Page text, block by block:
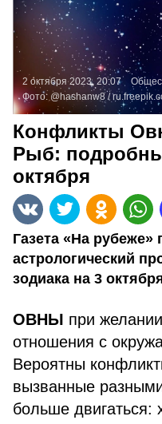
2 октября 2023, 20:07
Фото: @hashanw8 /
Конфликты
Рыб:
октября
Газета «На рубеже»
астрологический
зодиака на 3
ОВНЫ при
отношения с
Вероятны
вызванные
больше двигаться: